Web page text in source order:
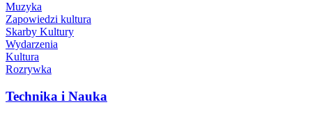
Muzyka
Zapowiedzi kultura
Skarby Kultury
Wydarzenia
Kultura
Rozrywka
Technika i Nauka